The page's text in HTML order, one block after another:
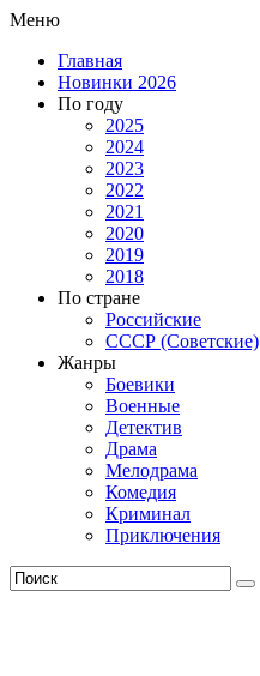
Меню
Главная
Новинки 2026
По году
2025
2024
2023
2022
2021
2020
2019
2018
По стране
Российские
СССР (Советские)
Жанры
Боевики
Военные
Детектив
Драма
Мелодрама
Комедия
Криминал
Приключения